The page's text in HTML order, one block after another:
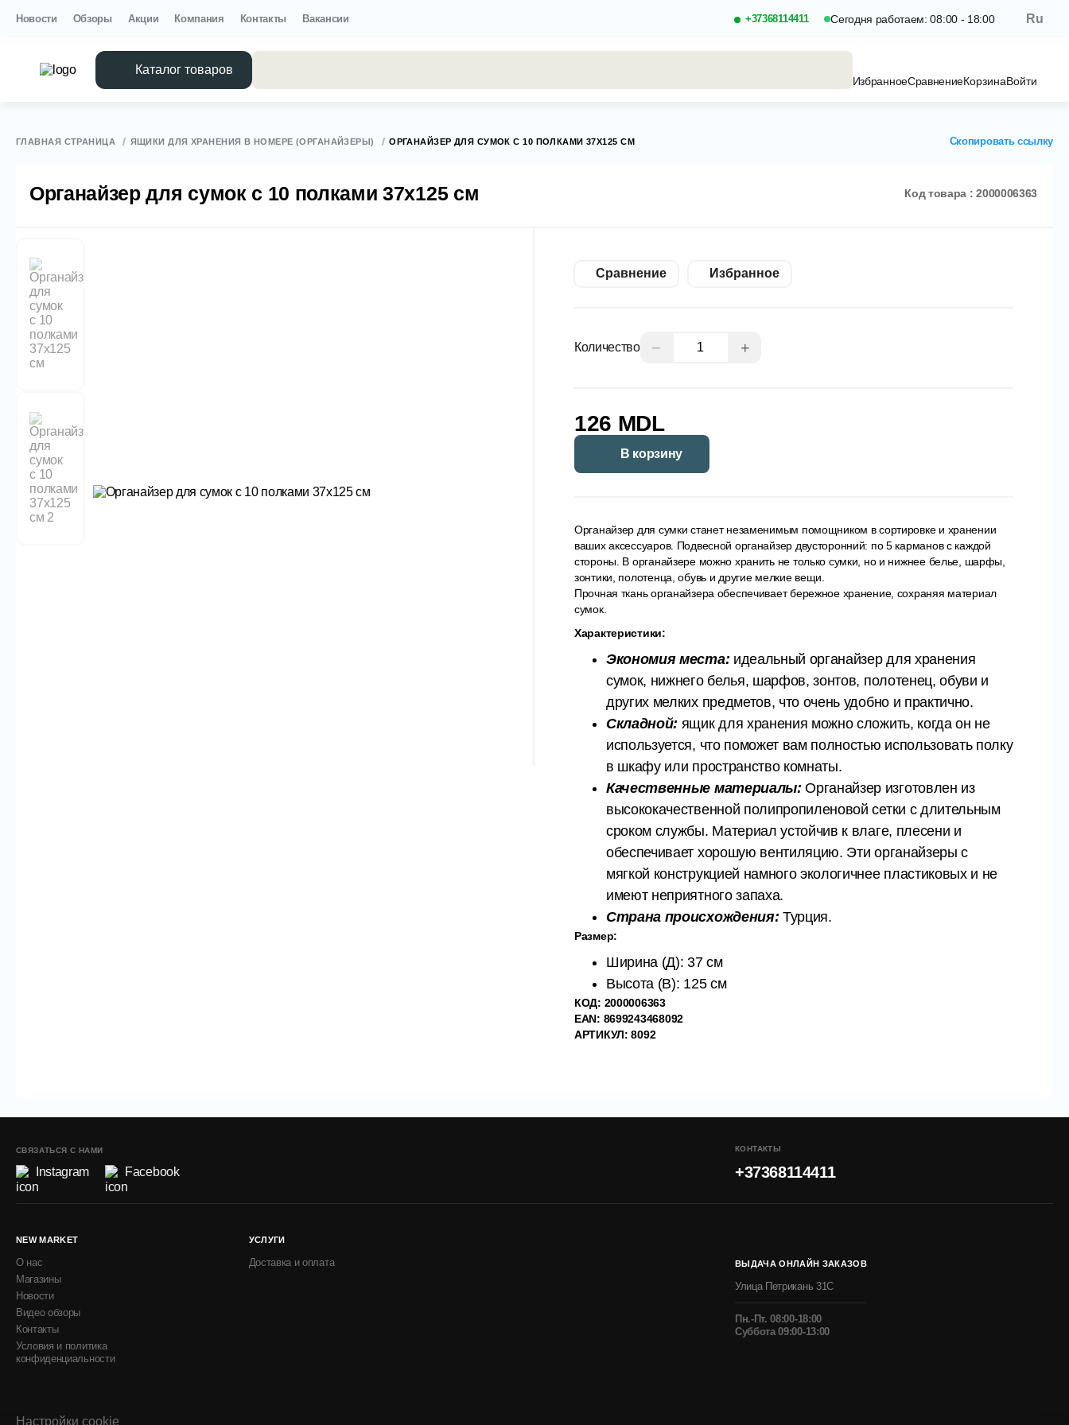
Новости Обзоры Акции Компания Контакты Вакансии +37368114411 Сегодня работаем: 08:00 - 18:00 Ru
Каталог товаров
ИзбранноеСравнениеКорзинаВойти
ГЛАВНАЯ СТРАНИЦА ЯЩИКИ ДЛЯ ХРАНЕНИЯ В НОМЕРЕ (ОРГАНАЙЗЕРЫ) ОРГАНАЙЗЕР ДЛЯ СУМОК С 10 ПОЛКАМИ 37Х125 СМ Скопировать ссылку
Органайзер для сумок с 10 полками 37х125 см Код товара : 2000006363
Сравнение Избранное
Количество − +
126 MDL
В корзину
Органайзер для сумки станет незаменимым помощником в сортировке и хранении
ваших аксессуаров. Подвесной органайзер двусторонний: по 5 карманов с каждой
стороны. В органайзере можно хранить не только сумки, но и нижнее белье, шарфы,
зонтики, полотенца, обувь и другие мелкие вещи.
Прочная ткань органайзера обеспечивает бережное хранение, сохраняя материал
сумок.
Характеристики:
Экономия места: идеальный органайзер для хранения
сумок, нижнего белья, шарфов, зонтов, полотенец, обуви и
других мелких предметов, что очень удобно и практично.
Складной: ящик для хранения можно сложить, когда он не
используется, что поможет вам полностью использовать полку
в шкафу или пространство комнаты.
Качественные материалы: Органайзер изготовлен из
высококачественной полипропиленовой сетки с длительным
сроком службы. Материал устойчив к влаге, плесени и
обеспечивает хорошую вентиляцию. Эти органайзеры с
мягкой конструкцией намного экологичнее пластиковых и не
имеют неприятного запаха.
Страна происхождения: Турция.
Размер:
Ширина (Д): 37 см
Высота (В): 125 см
КОД: 2000006363
EAN: 8699243468092
АРТИКУЛ: 8092
СВЯЗАТЬСЯ С НАМИ
Instagram Facebook
КОНТАКТЫ
+37368114411
NEW MARKET
О нас
Магазины
Новости
Видео обзоры
Контакты
Условия и политика
конфиденциальности
УСЛУГИ
Доставка и оплата ВЫДАЧА ОНЛАЙН ЗАКАЗОВ
Улица Петрикань 31С
Пн.-Пт. 08:00-18:00
Суббота 09:00-13:00
Настройки cookie